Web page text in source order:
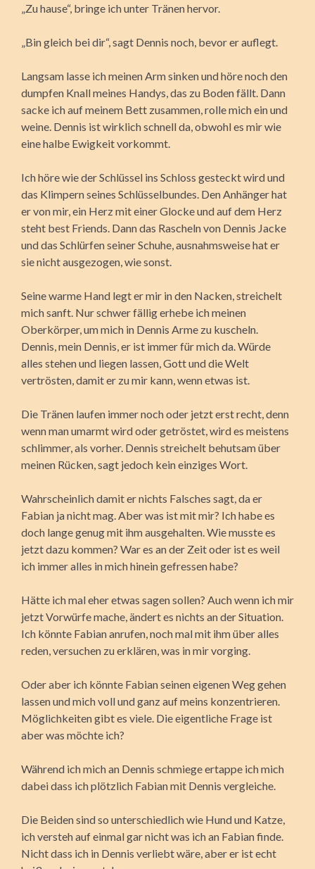
„Zu hause“, bringe ich unter Tränen hervor.
„Bin gleich bei dir“, sagt Dennis noch, bevor er auflegt.
Langsam lasse ich meinen Arm sinken und höre noch den
dumpfen Knall meines Handys, das zu Boden fällt. Dann
sacke ich auf meinem Bett zusammen, rolle mich ein und
weine. Dennis ist wirklich schnell da, obwohl es mir wie
eine halbe Ewigkeit vorkommt.
Ich höre wie der Schlüssel ins Schloss gesteckt wird und
das Klimpern seines Schlüsselbundes. Den Anhänger hat
er von mir, ein Herz mit einer Glocke und auf dem Herz
steht best Friends. Dann das Rascheln von Dennis Jacke
und das Schlürfen seiner Schuhe, ausnahmsweise hat er
sie nicht ausgezogen, wie sonst.
Seine warme Hand legt er mir in den Nacken, streichelt
mich sanft. Nur schwer fällig erhebe ich meinen
Oberkörper, um mich in Dennis Arme zu kuscheln.
Dennis, mein Dennis, er ist immer für mich da. Würde
alles stehen und liegen lassen, Gott und die Welt
vertrösten, damit er zu mir kann, wenn etwas ist.
Die Tränen laufen immer noch oder jetzt erst recht, denn
wenn man umarmt wird oder getröstet, wird es meistens
schlimmer, als vorher. Dennis streichelt behutsam über
meinen Rücken, sagt jedoch kein einziges Wort.
Wahrscheinlich damit er nichts Falsches sagt, da er
Fabian ja nicht mag. Aber was ist mit mir? Ich habe es
doch lange genug mit ihm ausgehalten. Wie musste es
jetzt dazu kommen? War es an der Zeit oder ist es weil
ich immer alles in mich hinein gefressen habe?
Hätte ich mal eher etwas sagen sollen? Auch wenn ich mir
jetzt Vorwürfe mache, ändert es nichts an der Situation.
Ich könnte Fabian anrufen, noch mal mit ihm über alles
reden, versuchen zu erklären, was in mir vorging.
Oder aber ich könnte Fabian seinen eigenen Weg gehen
lassen und mich voll und ganz auf meins konzentrieren.
Möglichkeiten gibt es viele. Die eigentliche Frage ist
aber was möchte ich?
Während ich mich an Dennis schmiege ertappe ich mich
dabei dass ich plötzlich Fabian mit Dennis vergleiche.
Die Beiden sind so unterschiedlich wie Hund und Katze,
ich versteh auf einmal gar nicht was ich an Fabian finde.
Nicht dass ich in Dennis verliebt wäre, aber er ist echt